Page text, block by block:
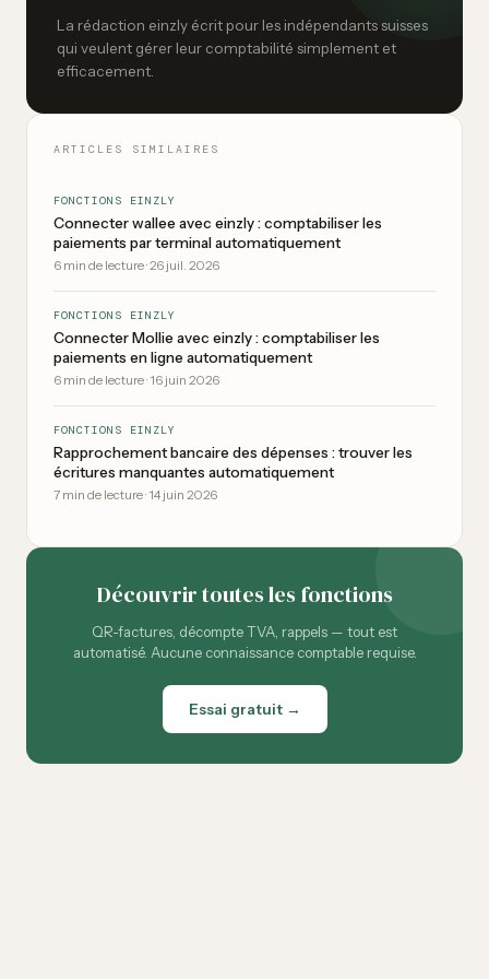
La rédaction einzly écrit pour les indépendants suisses
qui veulent gérer leur comptabilité simplement et
efficacement.
ARTICLES SIMILAIRES
FONCTIONS EINZLY
Connecter wallee avec einzly : comptabiliser les
paiements par terminal automatiquement
6 min de lecture·26 juil. 2026
FONCTIONS EINZLY
Connecter Mollie avec einzly : comptabiliser les
paiements en ligne automatiquement
6 min de lecture· 16 juin 2026
FONCTIONS EINZLY
Rapprochement bancaire des dépenses : trouver les
écritures manquantes automatiquement
7 min de lecture· 14 juin 2026
Découvrir toutes les fonctions
QR-factures, décompte TVA, rappels — tout est
automatisé. Aucune connaissance comptable requise.
Essai gratuit →